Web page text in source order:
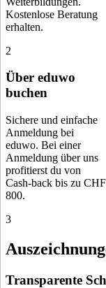
Kostenlose Beratung
erhalten.
2
Über eduwo
buchen
Sichere und einfache
Anmeldung bei
eduwo. Bei einer
Anmeldung über uns
profitierst du von
Cash-back bis zu CHF
800.
3
Transparente